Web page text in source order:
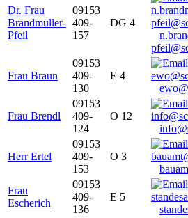
Dr. Frau
Brandmüller-
Pfeil
09153
409-
157
DG 4
Frau Braun
09153
409-
130
E 4
Frau Brendl
09153
409-
124
O 12
Herr Ertel
09153
409-
153
O 3
Frau
Escherich
09153
409-
136
E 5